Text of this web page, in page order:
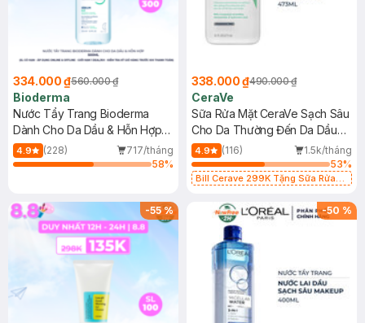
334.000 ₫560.000 ₫
Bioderma
Nước Tẩy Trang Bioderma
Dành Cho Da Dầu & Hỗn Hợp
500ml
4.9 (228)
717/tháng
58%
338.000 ₫490.000 ₫
CeraVe
Sữa Rửa Mặt CeraVe Sạch Sâu
Cho Da Thường Đến Da Dầu
473ml
4.9 (116)
1.5k/tháng
53%
Bill Cerave 299K Tặng Sữa Rửa
-55% -50 %